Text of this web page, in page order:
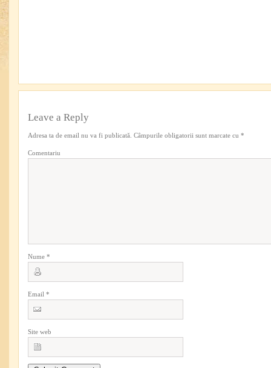
Leave a Reply
Adresa ta de email nu va fi publicată. Câmpurile obligatorii sunt marcate cu *
Comentariu
Nume *
Email *
Site web